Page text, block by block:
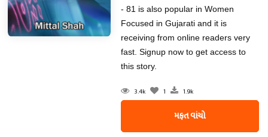
- 81 is also popular in Women
Focused in Gujarati and it is
receiving from online readers very
fast. Signup now to get access to
this story.
3.4k 1 1.9k
મફત વાંચો